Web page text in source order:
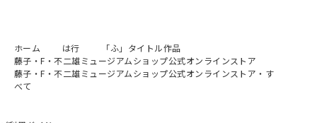
ホーム は行
「ふ」タイトル作品
藤子・F・不二雄ミュージアムショップ公式オンラインストア
藤子・F・不二雄ミュージアムショップ公式オンラインストア・す
べて